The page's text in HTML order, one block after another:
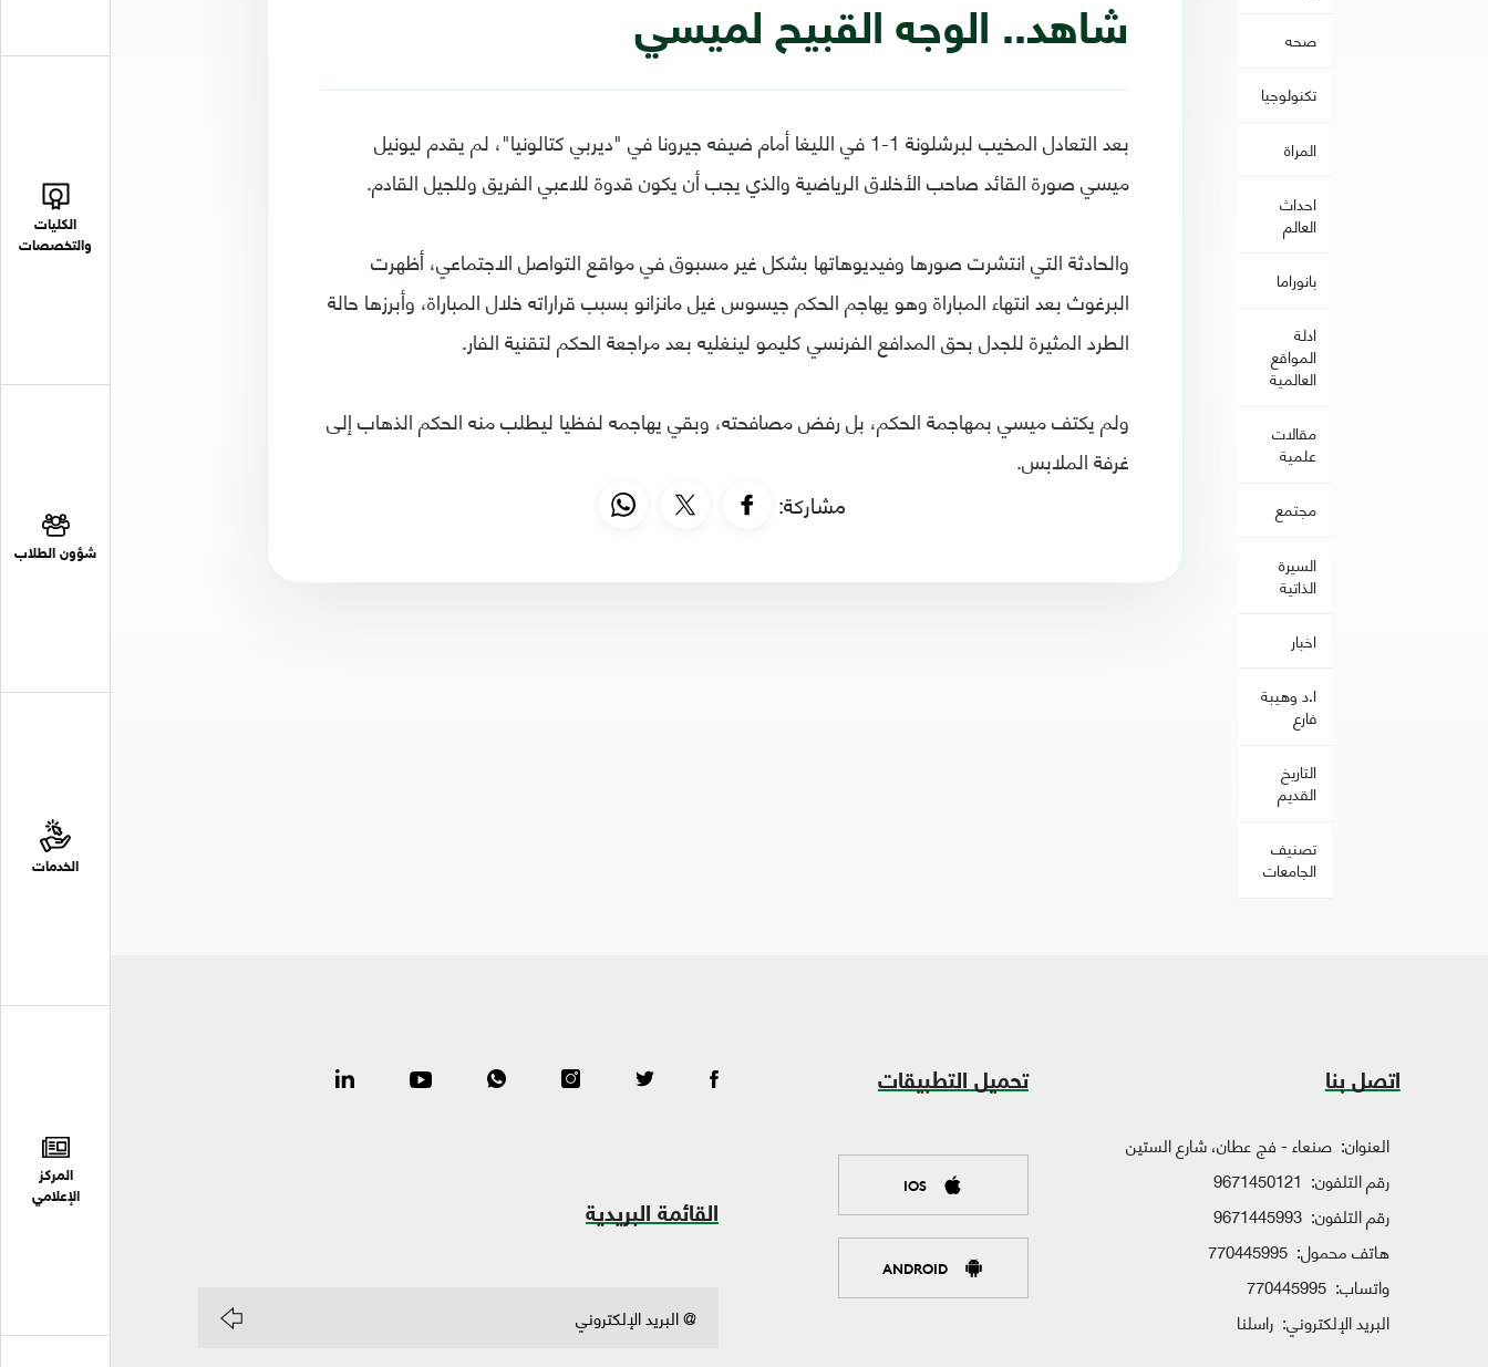
الكليات
والتخصصات
شؤون الطلاب
الخدمات
المركز
الإعلامي
صحه
تكنولوجيا
المراة
احداث
العالم
بانوراما
ادلة
المواقع
العالمية
مقالات
علمية
مجتمع
السيرة
الذاتية
اخبار
ا.د وهيبة
فارع
التاريخ
القديم
تصنيف
الجامعات
شاهد.. الوجه القبيح لميسي
بعد التعادل المخيب لبرشلونة 1-1 في الليغا أمام ضيفه جيرونا في "ديربي كتالونيا"، لم يقدم ليونيل
ميسي صورة القائد صاحب الأخلاق الرياضية والذي يجب أن يكون قدوة للاعبي الفريق وللجيل القادم.
والحادثة التي انتشرت صورها وفيديوهاتها بشكل غير مسبوق في مواقع التواصل الاجتماعي، أظهرت
البرغوث بعد انتهاء المباراة وهو يهاجم الحكم جيسوس غيل مانزانو بسبب قراراته خلال المباراة، وأبرزها حالة
الطرد المثيرة للجدل بحق المدافع الفرنسي كليمو لينغليه بعد مراجعة الحكم لتقنية الفار.
ولم يكتف ميسي بمهاجمة الحكم، بل رفض مصافحته، وبقي يهاجمه لفظيا ليطلب منه الحكم الذهاب إلى
غرفة الملابس.
مشاركة:
اتصل بنا
العنوان: صنعاء - فج عطان، شارع الستين
رقم التلفون: 9671450121
رقم التلفون: 9671445993
هاتف محمول: 770445995
واتساب: 770445995
البريد الإلكتروني: راسلنا
تحميل التطبيقات
IOS
ANDROID
القائمة البريدية